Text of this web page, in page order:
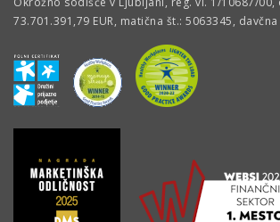
73.701.391,79 EUR, matična št.: 5063345,